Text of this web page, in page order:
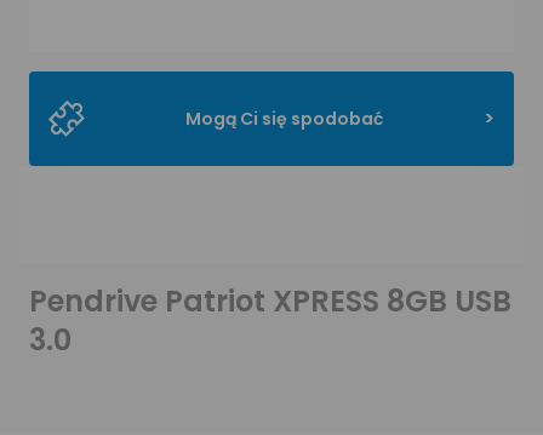
Pendrive Patriot XPRESS 8GB USB
3.0
Mogą Ci się spodobać >